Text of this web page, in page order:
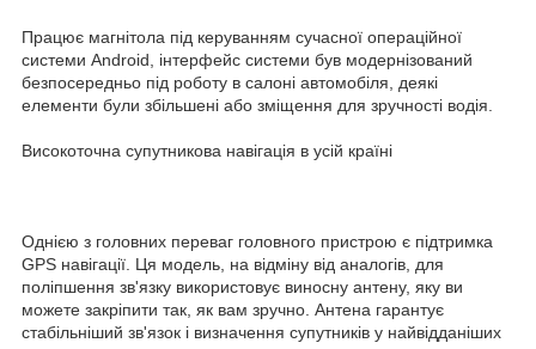
Працює магнітола під керуванням сучасної операційної
системи Android, інтерфейс системи був модернізований
безпосередньо під роботу в салоні автомобіля, деякі
елементи були збільшені або зміщення для зручності водія.
Високоточна супутникова навігація в усій країні
Однією з головних переваг головного пристрою є підтримка
GPS навігації. Ця модель, на відміну від аналогів, для
поліпшення зв'язку використовує виносну антену, яку ви
можете закріпити так, як вам зручно. Антена гарантує
стабільніший зв'язок і визначення супутників у найвідданіших